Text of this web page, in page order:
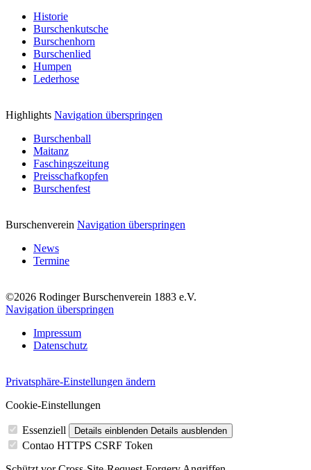
Historie
Burschenkutsche
Burschenhorn
Burschenlied
Humpen
Lederhose
Highlights Navigation überspringen
Burschenball
Maitanz
Faschingszeitung
Preisschafkopfen
Burschenfest
Burschenverein Navigation überspringen
News
Termine
©2026 Rodinger Burschenverein 1883 e.V.
Navigation überspringen
Impressum
Datenschutz
Privatsphäre-Einstellungen ändern
Cookie-Einstellungen
Essenziell Details einblenden Details ausblenden
Contao HTTPS CSRF Token